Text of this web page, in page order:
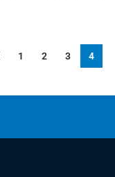
1 2 3 4